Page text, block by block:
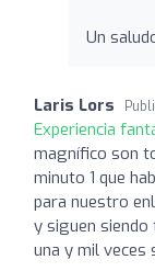
Un
Laris Lors
Experiencia
magnífico son
minuto 1 que
para nuestro
y siguen
una y mil veces